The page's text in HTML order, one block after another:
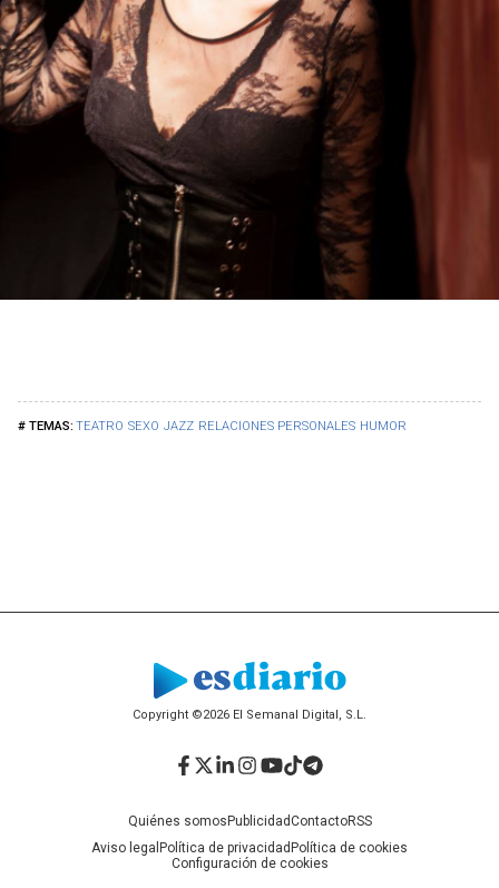
TEATRO SEXO JAZZ RELACIONES PERSONALES HUMOR
Copyright ©2026 El Semanal Digital, S.L.
Quiénes somos PublicidadContactoRSS
Aviso legal Política de privacidad Política de cookies
Configuración de cookies
Facebook
Twitter
LinkedIn
Instagram
YouTube
TikTok
Telegram